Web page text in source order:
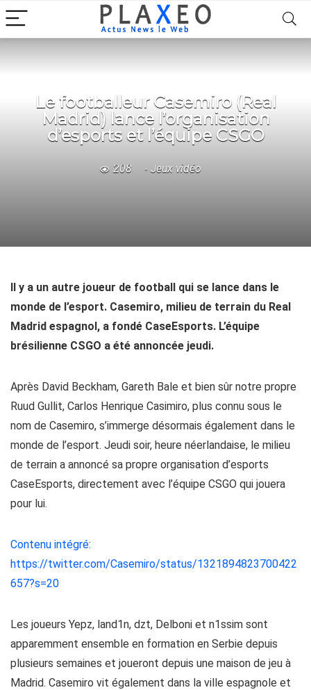
Le footballeur Casemiro (Real
Madrid) lance l’organisation
d’esports et l’équipe CSGO
208 Jeux vidéo
Il y a un autre joueur de football qui se lance dans le
monde de l’esport. Casemiro, milieu de terrain du Real
Madrid espagnol, a fondé CaseEsports. L’équipe
brésilienne CSGO a été annoncée jeudi.
Après David Beckham, Gareth Bale et bien sûr notre propre
Ruud Gullit, Carlos Henrique Casimiro, plus connu sous le
nom de Casemiro, s’immerge désormais également dans le
monde de l’esport. Jeudi soir, heure néerlandaise, le milieu
de terrain a annoncé sa propre organisation d’esports
CaseEsports, directement avec l’équipe CSGO qui jouera
pour lui.
Contenu intégré:
https://twitter.com/Casemiro/status/1321894823700422
657?s=20
Les joueurs Yepz, land1n, dzt, Delboni et n1ssim sont
apparemment ensemble en formation en Serbie depuis
plusieurs semaines et joueront depuis une maison de jeu à
Madrid. Casemiro vit également dans la ville espagnole et